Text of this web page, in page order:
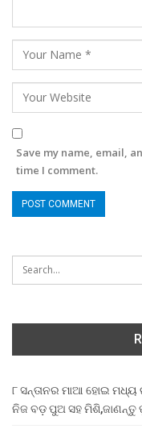
Save my name, email,
time I comment.
୮ ସନ୍ତାନର ମାଆ ହୋଇ ମଧ୍ୟ
ନିଜ ବଡ଼ ପୁଅ ସହ ମିଶି,ଜାଣନ୍ତୁ